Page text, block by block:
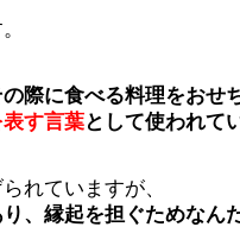
際に食べる料理をおせ
す言葉として使われて
れていますが、
、縁起を担ぐためなん